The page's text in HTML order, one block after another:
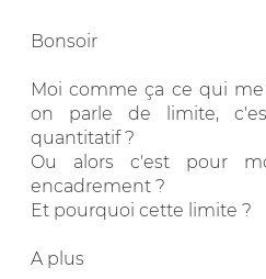
Bonsoir
Moi comme ça ce qui
on parle de limite,
quantitatif ?
Ou alors c'est pour
encadrement ?
Et pourquoi cette limite ?
A plus